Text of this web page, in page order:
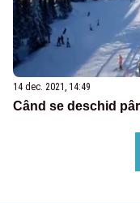
14 dec. 2021, 14:49
Când se deschid